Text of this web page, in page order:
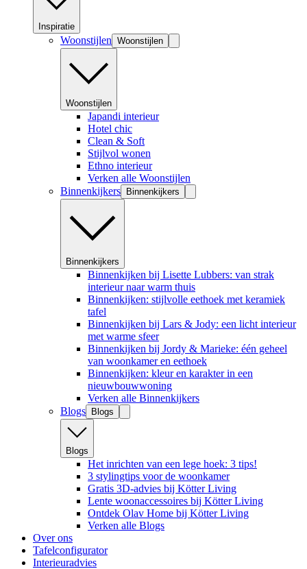
Inspiratie
Woonstijlen Woonstijlen
Woonstijlen
Japandi interieur
Hotel chic
Clean & Soft
Stijlvol wonen
Ethno interieur
Verken alle Woonstijlen
Binnenkijkers
Binnenkijkers
Binnenkijkers
Binnenkijken bij Lisette Lubbers: van strak
interieur naar warm thuis
Binnenkijken: stijlvolle eethoek met keramiek
tafel
Binnenkijken bij Lars & Jody: een licht interieur
met warme sfeer
Binnenkijken bij Jordy & Marieke: één geheel
van woonkamer en eethoek
Binnenkijken: kleur en karakter in een
nieuwbouwwoning
Verken alle Binnenkijkers
Blogs
Blogs
Blogs
Het inrichten van een lege hoek: 3 tips!
3 stylingtips voor de woonkamer
Gratis 3D-advies bij Kötter Living
Lente woonaccessoires bij Kötter Living
Ontdek Olav Home bij Kötter Living
Verken alle Blogs
Over ons
Tafelconfigurator
Interieuradvies